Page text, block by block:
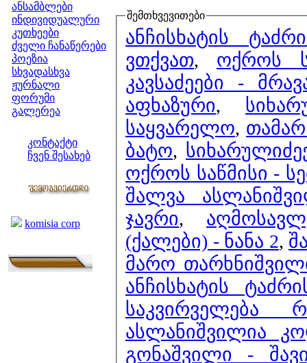
ანსამბლები
ინდივიდუალური
კუთხეები
ძველი ჩანაწერები
პოეზია
სხვადასხვა
ჟურნალი
ფორუმი
გალერეა
კონტაქტი
ჩვენ შესახებ
komisia corp
შემთხვევითები
ანჩისხატის
ვთქვათ, ოქროს
კავსაძეები -
აფხაზური,
საყვარელო,
ბატო,
ოქროს საწმისი -
შალვა
ჯავრი,
(ქალები) - ნანა 2,
მარო
ანჩისხატის
ასლანიშვილია
გონაშვილი -